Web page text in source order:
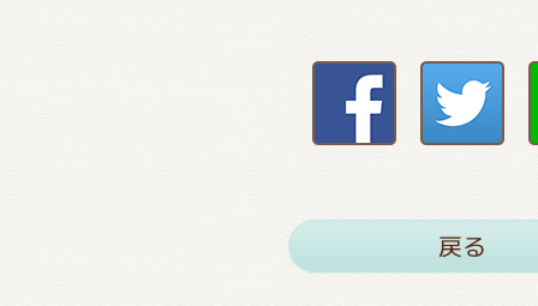
戻る